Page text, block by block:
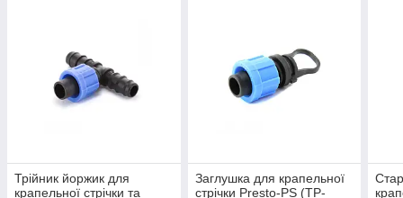
Трійник йоржик для
крапельної стрічки та
Заглушка для крапельної
стрічки Presto-PS (TP-